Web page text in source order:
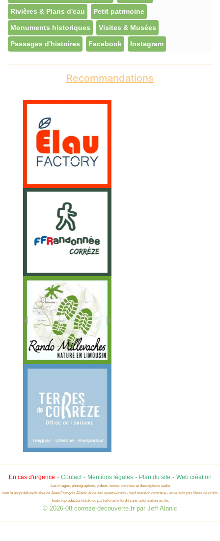
Rivières & Plans d'eau Petit patrmoine
Monuments historiques Visites & Musées
Passages d'histoires Facebook Instagram
Recommandations
En cas d'urgence - Contact- Mentions légales- Plan du site - Web création
Les images, photographies, vidéos, textes, données et descriptions audio
sont la propriété exclusive de Jean-François Allanic et de ses ayants-droits - sauf mention contraire - et ne sont pas libres de droits.
Toute reproduction totale ou partielle est interdit sans autorisation écrite.
© 2026-08 correze-decouverte.fr par Jeff Alanic